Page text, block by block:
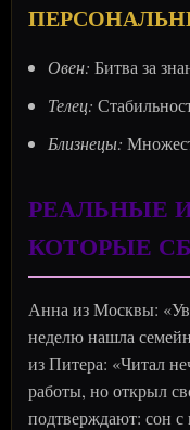
Овен: Битва за
Телец:
Близнецы:
РЕАЛЬНЫЕ
КОТОРЫЕ
Анна из Москвы:
неделю нашла
из Питера: «Читал
работы, но открыл
подтверждают: сон